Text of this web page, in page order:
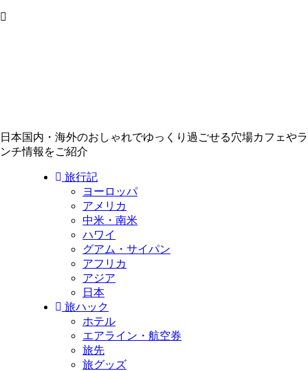
日本国内・海外のおしゃれでゆっくり過ごせる穴場カフェやラ
ンチ情報をご紹介
旅行記
ヨーロッパ
アメリカ
中米・南米
ハワイ
グアム・サイパン
アフリカ
アジア
日本
旅ハック
ホテル
エアライン・航空券
旅先
旅グッズ